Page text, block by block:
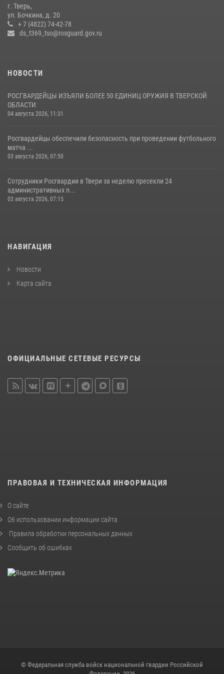
Росгвардейцы оказали помощь водителю на дороге в городе Кашин
22 июля 2026, 08:35
г. Тверь,
ул. Бочкина, д. 20
+ 7 (4822) 74-42-78
ds_t369_tso@rosguard.gov.ru
НОВОСТИ
РОСГВАРДЕЙЦЫ ИЗЪЯЛИ БОЛЕЕ 50 ЕДИНИЦ ОРУЖИЯ В ТВЕРСКОЙ
ОБЛАСТИ
04 августа 2026, 11:31
Росгвардейцы обеспечили безопасность при проведении футбольного
матча ...
03 августа 2026, 07:50
Сотрудники Росгвардии в Твери за неделю пресекли 24
административных п...
03 августа 2026, 07:15
НАВИГАЦИЯ
Новости
Карта сайта
ОФИЦИАЛЬНЫЕ СЕТЕВЫЕ РЕСУРСЫ
ПРАВОВАЯ И ТЕХНИЧЕСКАЯ ИНФОРМАЦИЯ
О сайте
Об использовании информации сайта
Правила обработки персональных данных
Сообщить об ошибках
© Федеральная служба войск национальной гвардии Российской